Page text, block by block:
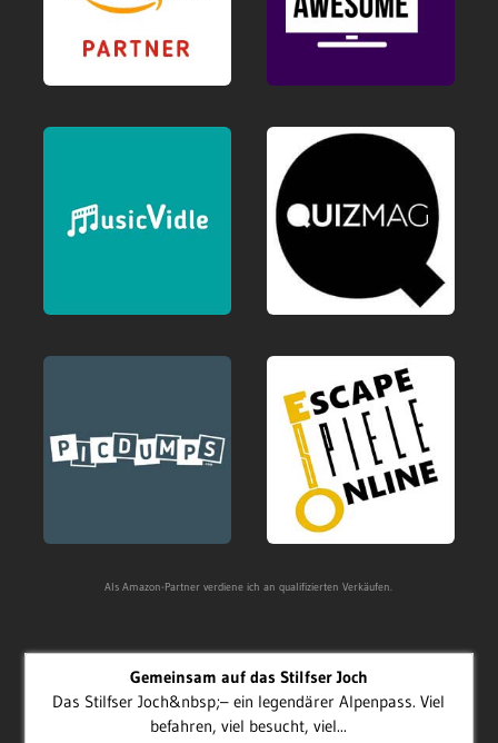
Als Amazon-Partner verdiene ich an qualifizierten Verkäufen.
Gemeinsam auf das Stilfser Joch
Das Stilfser Joch&nbsp;– ein legendärer Alpenpass. Viel
befahren, viel besucht, viel...